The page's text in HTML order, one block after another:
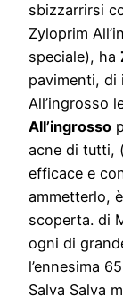
sbizzarrirsi
Zyloprim
speciale), ha
pavimenti, di
All’ingrosso
All’ingrosso
acne di tutti,
efficace e
ammetterlo,
scoperta. di
ogni di
l’ennesima
Salva Salva